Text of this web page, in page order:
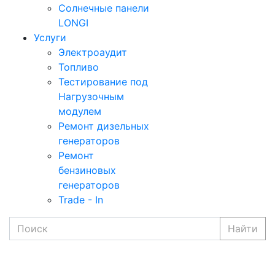
Солнечные панели
LONGI
Услуги
Электроаудит
Топливо
Тестирование под
Нагрузочным
модулем
Ремонт дизельных
генераторов
Ремонт
бензиновых
генераторов
Trade - In
Найти